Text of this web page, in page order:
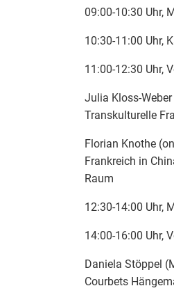
09:00-10:30 Uhr,
10:30-11:00 Uhr,
11:00-12:30 Uhr,
Julia Kloss-
Transkulturelle
Florian Knothe
Frankreich in
Raum
12:30-14:00 Uhr,
14:00-16:00 Uhr,
Daniela Stöppel
Courbets